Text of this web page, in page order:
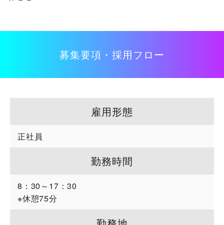
募集要項・採用フロー
雇用形態
正社員
勤務時間
8：30～17：30
※休憩75分